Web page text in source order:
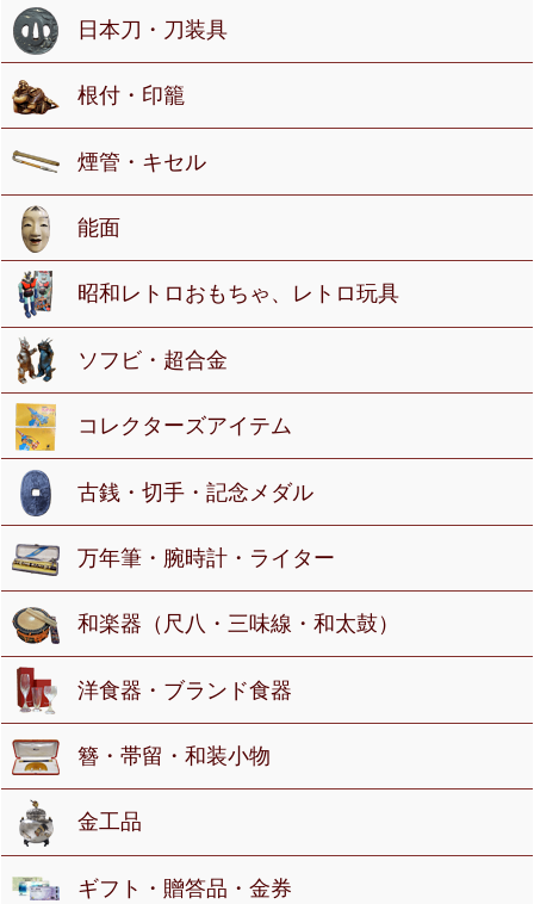
日本刀・刀装具
根付・印籠
煙管・キセル
能面
昭和レトロおもちゃ、レトロ玩具
ソフビ・超合金
コレクターズアイテム
古銭・切手・記念メダル
万年筆・腕時計・ライター
和楽器（尺八・三味線・和太鼓）
洋食器・ブランド食器
簪・帯留・和装小物
金工品
ギフト・贈答品・金券